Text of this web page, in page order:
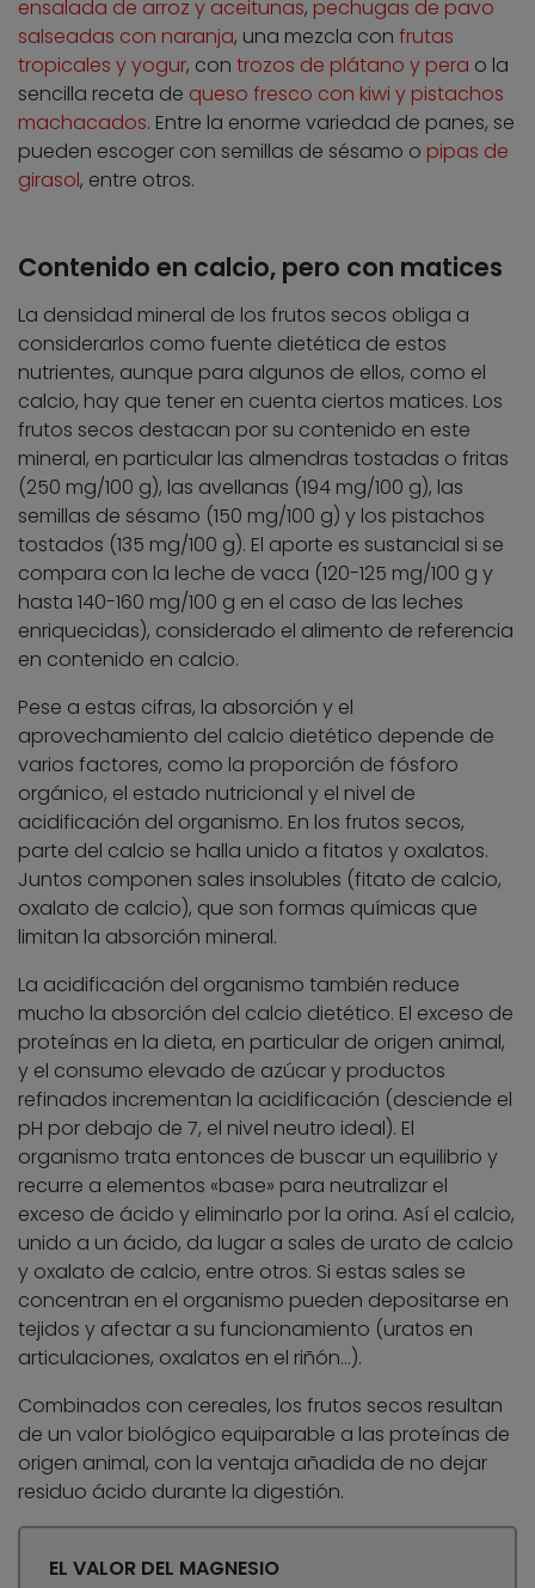
ensalada de arroz y aceitunas, pechugas de pavo
salseadas con naranja, una mezcla con frutas
tropicales y yogur, con trozos de plátano y pera o la
sencilla receta de queso fresco con kiwi y pistachos
machacados. Entre la enorme variedad de panes, se
pueden escoger con semillas de sésamo o pipas de
girasol, entre otros.
Contenido en calcio, pero con matices
La densidad mineral de los frutos secos obliga a
considerarlos como fuente dietética de estos
nutrientes, aunque para algunos de ellos, como el
calcio, hay que tener en cuenta ciertos matices. Los
frutos secos destacan por su contenido en este
mineral, en particular las almendras tostadas o fritas
(250 mg/100 g), las avellanas (194 mg/100 g), las
semillas de sésamo (150 mg/100 g) y los pistachos
tostados (135 mg/100 g). El aporte es sustancial si se
compara con la leche de vaca (120-125 mg/100 g y
hasta 140-160 mg/100 g en el caso de las leches
enriquecidas), considerado el alimento de referencia
en contenido en calcio.
Pese a estas cifras, la absorción y el
aprovechamiento del calcio dietético depende de
varios factores, como la proporción de fósforo
orgánico, el estado nutricional y el nivel de
acidificación del organismo. En los frutos secos,
parte del calcio se halla unido a fitatos y oxalatos.
Juntos componen sales insolubles (fitato de calcio,
oxalato de calcio), que son formas químicas que
limitan la absorción mineral.
La acidificación del organismo también reduce
mucho la absorción del calcio dietético. El exceso de
proteínas en la dieta, en particular de origen animal,
y el consumo elevado de azúcar y productos
refinados incrementan la acidificación (desciende el
pH por debajo de 7, el nivel neutro ideal). El
organismo trata entonces de buscar un equilibrio y
recurre a elementos «base» para neutralizar el
exceso de ácido y eliminarlo por la orina. Así el calcio,
unido a un ácido, da lugar a sales de urato de calcio
y oxalato de calcio, entre otros. Si estas sales se
concentran en el organismo pueden depositarse en
tejidos y afectar a su funcionamiento (uratos en
articulaciones, oxalatos en el riñón…).
Combinados con cereales, los frutos secos resultan
de un valor biológico equiparable a las proteínas de
origen animal, con la ventaja añadida de no dejar
residuo ácido durante la digestión.
EL VALOR DEL MAGNESIO